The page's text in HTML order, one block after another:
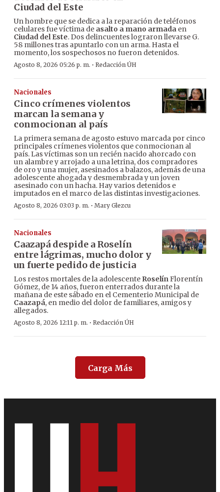
Ciudad del Este
Un hombre que se dedica a la reparación de teléfonos
celulares fue víctima de asalto a mano armada en
Ciudad del Este. Dos delincuentes lograron llevarse G.
58 millones tras apuntarlo con un arma. Hasta el
momento, los sospechosos no fueron detenidos.
Agosto 8, 2026 05:26 p. m. · Redacción ÚH
Nacionales
Cinco crímenes violentos
marcan la semana y
conmocionan al país
La primera semana de agosto estuvo marcada por cinco
principales crímenes violentos que conmocionan al
país. Las víctimas son un recién nacido ahorcado con
un alambre y arrojado a una letrina, dos compradores
de oro y una mujer, asesinados a balazos, además de una
adolescente ahogada y desmembrada y un joven
asesinado con un hacha. Hay varios detenidos e
imputados en el marco de las distintas investigaciones.
Agosto 8, 2026 03:03 p. m. · Mary Glezcu
Nacionales
Caazapá despide a Roselín
entre lágrimas, mucho dolor y
un fuerte pedido de justicia
Los restos mortales de la adolescente RoselínFlorentín
Gómez, de 14 años, fueron enterrados durante la
mañana de este sábado en el Cementerio Municipal de
Caazapá, en medio del dolor de familiares, amigos y
allegados.
Agosto 8, 2026 12:11 p. m. · Redacción ÚH
Carga Más